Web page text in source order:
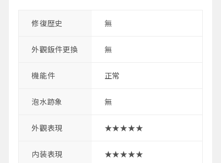
修復歴史 無
外觀鈑件更換 無
機能件 正常
泡水跡象 無
外觀表現 ★★★★★
内装表現 ★★★★★